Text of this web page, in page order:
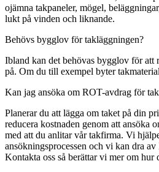
ojämna takpaneler, mögel,
lukt på vinden och liknande.
Behövs bygglov för takläggningen?
Ibland kan det behövas bygglov för att
på. Om du till exempel byter
Kan jag ansöka om ROT-avdrag för
Planerar du att lägga om taket på din
reducera kostnaden genom att ansöka
med att du anlitar vår takfirma. Vi
ansökningsprocessen och vi kan dra
Kontakta oss så berättar vi mer om hur